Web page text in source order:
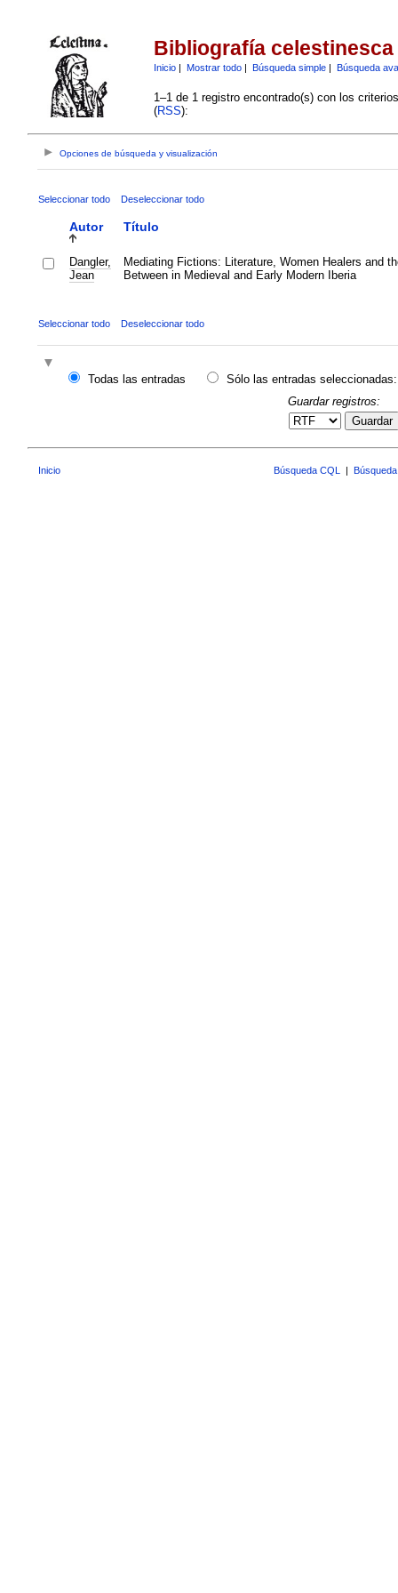
Bibliografía celestinesca
Inicio| Mostrar todo| Búsqueda simple| Búsqueda
1–1 de 1 registro encontrado(s) con los
(RSS):
Opciones de búsqueda y visualización
Seleccionar todo Deseleccionar todo
Autor Título
Dangler,
Jean
Mediating Fictions: Literature, Women Healers and
Between in Medieval and Early Modern Iberia
Seleccionar todo Deseleccionar todo
Todas las entradas
Sólo las entradas seleccionadas:
Guardar registros:
Guardar
Inicio Búsqueda CQL